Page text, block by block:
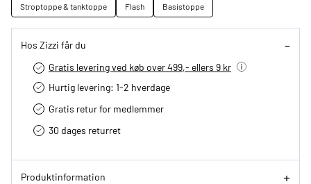
Stroptoppe & tanktoppe Flash Basistoppe
Hos Zizzi får du
Gratis levering ved køb over 499,- ellers 9 kr
Hurtig levering­: 1-2 hverdage
Gratis retur for medlemmer
30 dages returret
Produktinformation